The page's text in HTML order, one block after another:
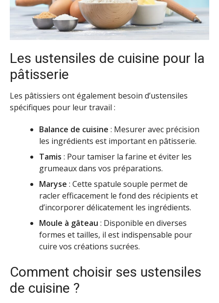
Les ustensiles de cuisine pour la
pâtisserie
Les pâtissiers ont également besoin d’ustensiles
spécifiques pour leur travail :
Balance de cuisine : Mesurer avec précision
les ingrédients est important en pâtisserie.
Tamis : Pour tamiser la farine et éviter les
grumeaux dans vos préparations.
Maryse : Cette spatule souple permet de
racler efficacement le fond des récipients et
d’incorporer délicatement les ingrédients.
Moule à gâteau : Disponible en diverses
formes et tailles, il est indispensable pour
cuire vos créations sucrées.
Comment choisir ses ustensiles
de cuisine ?